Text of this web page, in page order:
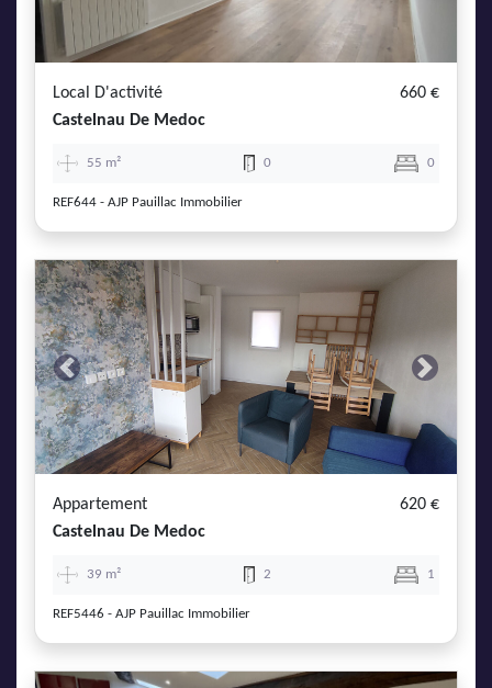
Local D'activité
660 €
Castelnau De Medoc
55 m² 0 0
REF644 - AJP Pauillac Immobilier
Previous Next
Appartement
620 €
Castelnau De Medoc
39 m² 2 1
REF5446 - AJP Pauillac Immobilier